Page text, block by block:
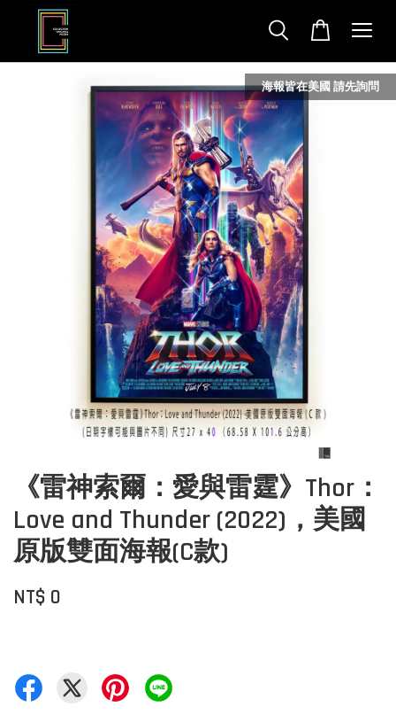
海報皆在美國 請先詢問
《雷神索爾：愛與雷霆》Thor：
Love and Thunder (2022)，美國
原版雙面海報(C款)
NT$ 0